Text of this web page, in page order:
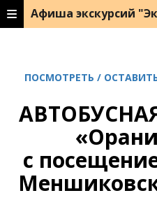
Афиша экскурсий
ПОСМОТРЕТЬ /
с